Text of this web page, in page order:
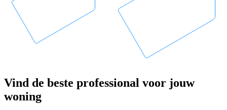
Vind de beste professional voor jouw
woning